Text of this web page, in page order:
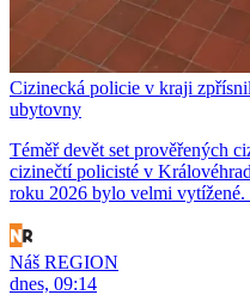
Cizinecká policie v kraji
ubytovny
Téměř devět set prověřených
cizinečtí policisté v
roku 2026 bylo velmi
Náš REGION
dnes, 09:14